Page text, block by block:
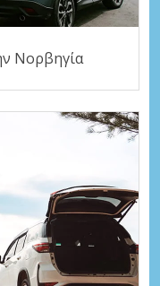
Νορβηγία